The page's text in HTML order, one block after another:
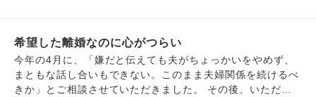
が、上記の事がきっかけで当時は前夫に対する気持ちが覚め
てしまい自ら離婚を決意して、離婚しました。 両親や友人
も事情知っていたのでよかったね！や離婚して正解だと喜ん
でくれました。 しかし、2.3日前から前夫の優しいかった
希望した離婚なのに心がつらい
今年の4月に、「嫌だと伝えても夫がちょっかいをやめず、
まともな話し合いもできない。このまま夫婦関係を続けるべ
きか」とご相談させていただきました。 その後、いただい